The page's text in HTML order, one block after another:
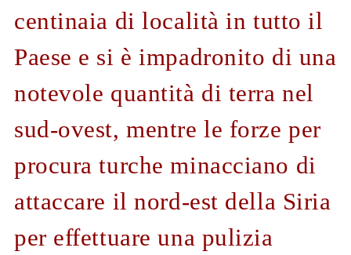
centinaia di località in tutto il
Paese e si è impadronito di una
notevole quantità di terra nel
sud-ovest, mentre le forze per
procura turche minacciano di
attaccare il nord-est della Siria
per effettuare una pulizia